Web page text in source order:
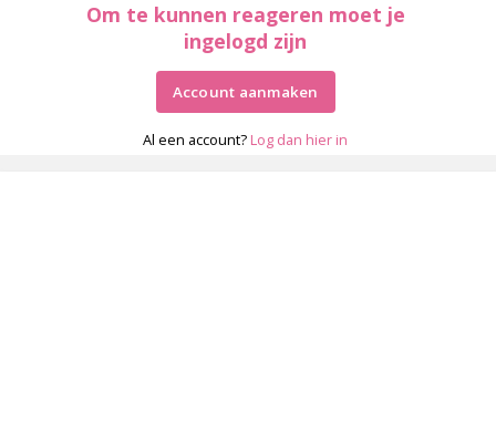
Om te kunnen reageren moet je
ingelogd zijn
Account aanmaken
Al een account? Log dan hier in